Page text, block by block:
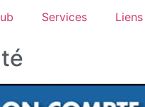
Services